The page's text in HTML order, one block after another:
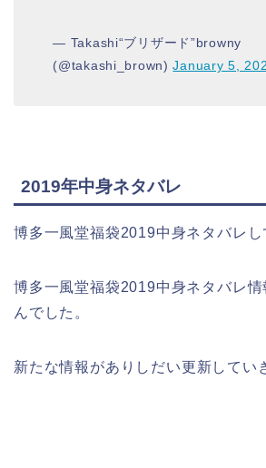
— Takashi“ブリザード”browny
(@takashi_brown)January 5,
2019年中身ネタバレ
博多一風堂福袋2019中身ネタバレし
博多一風堂福袋2019中身ネタバレ
んでした。
新たな情報がありしだい更新してい